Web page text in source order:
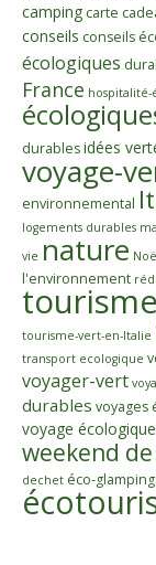
camping carte
conseils conseils
écologiques
France hospitalité-
durablesidées
voyage-
environnemental
logements durables
vie nature
l'environnement
tourisme-vert-en-Italie
transport ecologique
voyager-vert
durables voyages
voyage écologique
weekend
dechet éco-glamping